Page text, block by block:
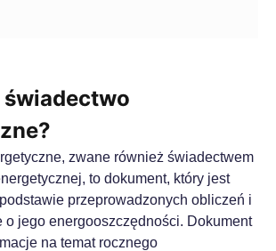
zwane również świadectwem
to dokument, który jest
przeprowadzonych obliczeń i
o jego energooszczędności. Dokument
na temat rocznego